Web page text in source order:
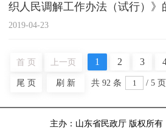
织人民调解工作办法（试行）》
2019-04-23
首 页 上一页 1 2 3
尾 页 刷 新 共92 条 /5 页
主办：山东省民政厅 版权所有